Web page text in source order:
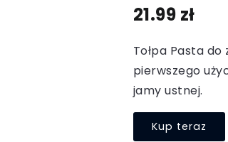
21.99 zł
Tołpa Pasta
pierwszego
jamy ustnej.
Kup teraz